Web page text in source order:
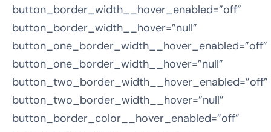
button_border_width__hover_enabled=”off”
button_border_width__hover=”null”
button_one_border_width__hover_enabled=”off”
button_one_border_width__hover=”null”
button_two_border_width__hover_enabled=”off”
button_two_border_width__hover=”null”
button_border_color__hover_enabled=”off”